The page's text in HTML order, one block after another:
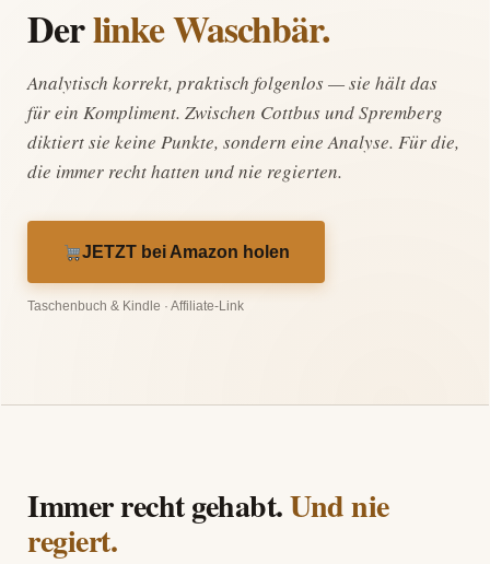
Derlinke Waschbär.
Analytisch korrekt, praktisch folgenlos — sie hält das
für ein Kompliment. Zwischen Cottbus und Spremberg
diktiert sie keine Punkte, sondern eine Analyse. Für die,
die immer recht hatten und nie regierten.
JETZT bei Amazon holen
Taschenbuch & Kindle · Affiliate-Link
Immer recht gehabt.Und nie
regiert.